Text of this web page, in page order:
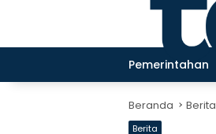
Pemerintahan
Beranda Berita
Berita